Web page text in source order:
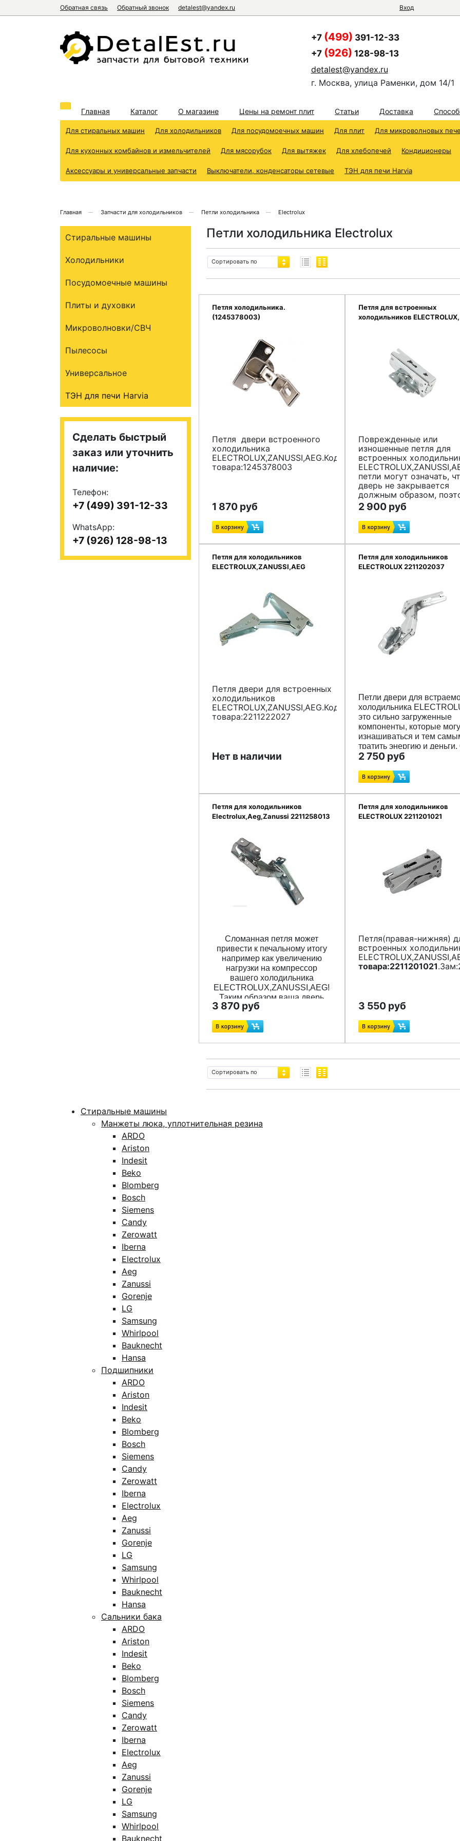
Обратная связь Обратный звонок detalest@yandex.ru Вход
+7 (499) 391-12-33
+7 (926) 128-98-13
detalest@yandex.ru
г. Москва, улица Раменки, дом 14/1
Главная Каталог О магазине Цены на ремонт плит Статьи Доставка
Для стиральных машин Для холодильников Для посудомоечных машин Для плит Для микроволновых
Для кухонных комбайнов и измельчителей Для мясорубок Для вытяжек Для хлебопечей Кондиционеры
Аксессуары и универсальные запчасти Выключатели, конденсаторы сетевые ТЭН для печи Harvia
Главная Запчасти для холодильников Петли холодильника Electrolux
Петли холодильника Electrolux
Сортировать по
Петля холодильника.
(1245378003)
Петля двери встроенного
холодильника
ELECTROLUX,ZANUSSI,AEG.Код
товара:1245378003
1 870 руб
Петля для встроенных
холодильников ELECTROLUX,
Поврежденные или
изношенные петля для
встроенных
петли могут означать,
дверь не закрывается
должным образом,
холодный воздух
из холодильника или
морозильной камеры, и
должен обеспечить более
высокую
увеличивает ваш счет за
электроэнергию.
левом верхнем углу, в
зависимости от того, с
какой стороны крепится
Код товара:2211201039
2 900 руб
Петля для холодильников
ELECTROLUX,ZANUSSI,AEG
Петля двери для встроенных
холодильников
ELECTROLUX,ZANUSSI,AEG.Код
товара:2211222027
Нет в наличии
Петля для холодильников
ELECTROLUX 2211202037
Петли двери для
холодильника
это сильно загруженные
компоненты, которые
изнашиваться и тем
тратить энергию и деньги.
помощью этого верхнего
холодильника хорошо
открывается и
Код товара:2211202037
2 750 руб
Петля для холодильников
Electrolux,Aeg,Zanussi 2211258013
Сломанная петля может
привести к печальному итогу
например как увеличению
нагрузки на компрессор
вашего холодильника
ELECTROLUX,ZANUSSI,AEG!
Таким образом ваша дверь
начнет плохо закрывается что
морозильной и холодильном
обеспечить более высокую
Это увеличивает ваш счет за
электроэнергию.
углу или в правом верхнем
3 870 руб
Петля для холодильников
ELECTROLUX 2211201021
Петля(правая-нижняя)
встроенных
товара:2211201021
3 550 руб
Сортировать по
Стиральные машины
Холодильники
Посудомоечные машины
Плиты и духовки
Микроволновки/СВЧ
Пылесосы
Универсальное
ТЭН для печи Harvia
Сделать быстрый
заказ или уточнить
наличие:
Телефон:
+7 (499) 391-12-33
WhatsApp:
+7 (926) 128-98-13
Стиральные машины
Манжеты люка, уплотнительная резина
ARDO
Ariston
Indesit
Beko
Blomberg
Bosch
Siemens
Candy
Zerowatt
Iberna
Electrolux
Aeg
Zanussi
Gorenje
LG
Samsung
Whirlpool
Bauknecht
Hansa
Подшипники
ARDO
Ariston
Indesit
Beko
Blomberg
Bosch
Siemens
Candy
Zerowatt
Iberna
Electrolux
Aeg
Zanussi
Gorenje
LG
Samsung
Whirlpool
Bauknecht
Hansa
Сальники бака
ARDO
Ariston
Indesit
Beko
Blomberg
Bosch
Siemens
Candy
Zerowatt
Iberna
Electrolux
Aeg
Zanussi
Gorenje
LG
Samsung
Whirlpool
Bauknecht